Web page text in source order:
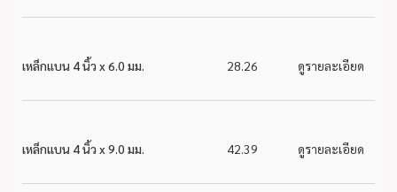
เหล็กแบน 4 นิ้ว x 6.0 มม. 28.26 ดูรายละเอียด
เหล็กแบน 4 นิ้ว x 9.0 มม. 42.39 ดูรายละเอียด